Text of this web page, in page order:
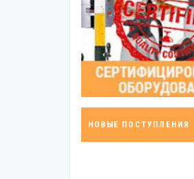
НОВЫЕ ПОСТУПЛЕНИЯ